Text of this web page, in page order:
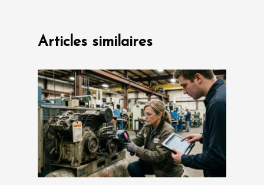
Articles similaires